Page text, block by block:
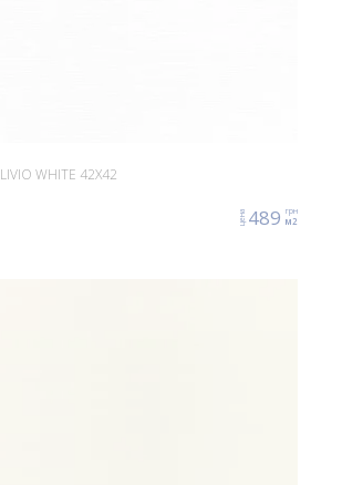
WHITE 42X42
цена 489 грн
м2